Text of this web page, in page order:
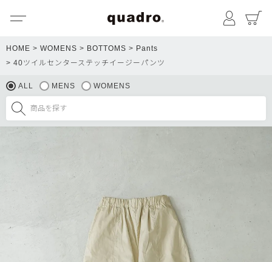
マイペ
HOME WOMENS BOTTOMS
Pants
40ツイルセンターステッチイージーパンツ
ALL MENS WOMENS